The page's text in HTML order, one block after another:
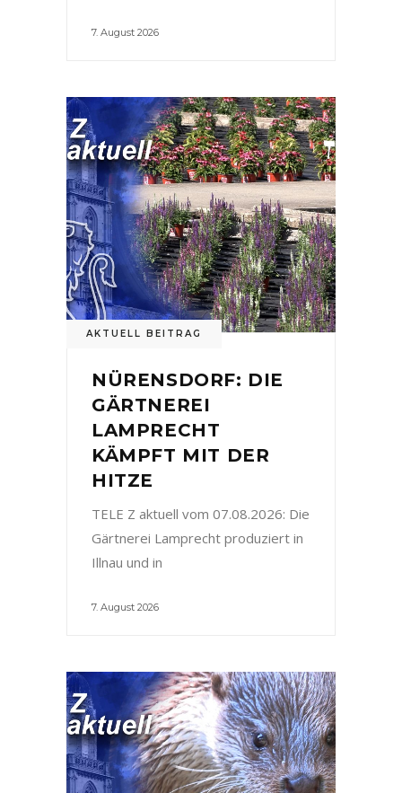
7. August 2026
AKTUELL BEITRAG
NÜRENSDORF: DIE
GÄRTNEREI
LAMPRECHT
KÄMPFT MIT DER
HITZE
TELE Z aktuell vom 07.08.2026: Die
Gärtnerei Lamprecht produziert in
Illnau und in
7. August 2026